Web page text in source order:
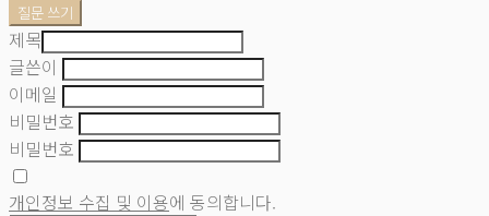
질문 쓰기
제목
글쓴이
이메일
비밀번호
비밀번호
개인정보 수집 및 이용에 동의합니다.